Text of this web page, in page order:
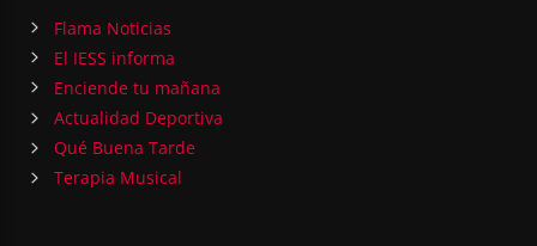
Flama Noticias
El IESS informa
Enciende tu mañana
Actualidad Deportiva
Qué Buena Tarde
Terapia Musical